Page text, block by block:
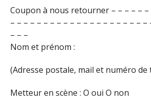
Coupon à nous retourner – – – – – –
– – – – – – – – – – – – – – – – – – – – –
– – –
Nom et prénom :
(Adresse postale, mail et numéro de
Metteur en scène : O oui O non